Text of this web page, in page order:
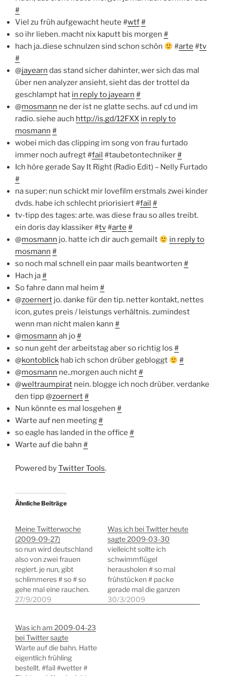
#
Viel zu früh aufgewacht heute #wtf#
so ihr lieben. macht nix kaputt bis morgen #
hach ja..diese schnulzen sind schon schön
#arte #tv
#
@jayearn das stand sicher dahinter, wer sich das mal
über nen analyzer ansieht, sieht das der trottel da
geschlampt hat in reply to jayearn #
@mosmann ne der ist ne glatte sechs. auf cd und im
radio. siehe auch http://is.gd/12FXX in reply to
mosmann #
wobei mich das clipping im song von frau furtado
immer noch aufregt #fail #taubetontechniker#
Ich höre gerade Say It Right (Radio Edit) – Nelly Furtado
#
na super: nun schickt mir lovefilm erstmals zwei kinder
dvds. habe ich schlecht priorisiert #fail #
tv-tipp des tages: arte. was diese frau so alles treibt.
ein doris day klassiker #tv#arte #
@mosmann jo. hatte ich dir auch gemailt
in reply to
mosmann #
so noch mal schnell ein paar mails beantworten #
Hach ja#
So fahre dann mal heim #
@zoernert jo. danke für den tip. netter kontakt, nettes
icon, gutes preis / leistungs verhältnis. zumindest
wenn man nicht malen kann #
@mosmann ah jo#
so nun geht der arbeitstag aber so richtig los #
@kontoblick hab ich schon drüber gebloggt
#
@mosmann ne..morgen auch nicht#
@weltraumpirat nein. blogge ich noch drüber. verdanke
den tipp @zoernert#
Nun könnte es mal losgehen #
Warte auf nen meeting#
so eagle has landed in the office #
Warte auf die bahn #
Powered byTwitter Tools.
Ähnliche Beiträge
Meine Twitterwoche
(2009-09-27)
so nun wird deutschland
also von zwei frauen
regiert. je nun, gibt
schlimmeres # so # so
gehe mal eine rauchen.
und wehe mir followen
ratgeber #spam # so
gewählt hamma,
frühstücken warn mehr
und schwiegermutter
kann in die renovierrte
27/9/2009
Was ich bei Twitter heute
sagte 2009-03-30
vielleicht sollte ich
schwimmflügel
herausholen # so mal
frühstücken # packe
gerade mal die ganzen
testmuster ein. das ist
30/3/2009
Was ich am 2009-04-23
bei Twitter sagte
Warte auf die bahn. Hatte
eigentlich frühling
bestellt. #fail #wetter #